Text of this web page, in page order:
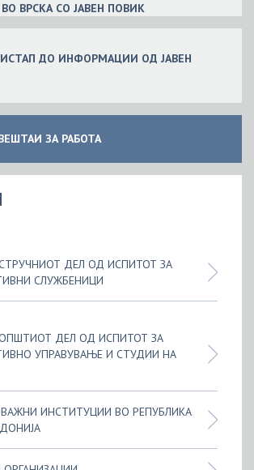
ВРСКА СО ЈАВЕН ПОВИК
ДО ИНФОРМАЦИИ ОД ЈАВЕН
ЗА РАБОТА
ДЕЛ ОД ИСПИТОТ ЗА
СЛУЖБЕНИЦИ
ДЕЛ ОД ИСПИТОТ ЗА
УПРАВУВАЊЕ И СТУДИИ НА
ИНСТИТУЦИИ ВО РЕПУБЛИКА